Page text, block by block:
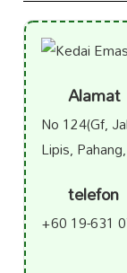
Alamat
No 124(Gf,
Lipis,
telefon
+60 19-631